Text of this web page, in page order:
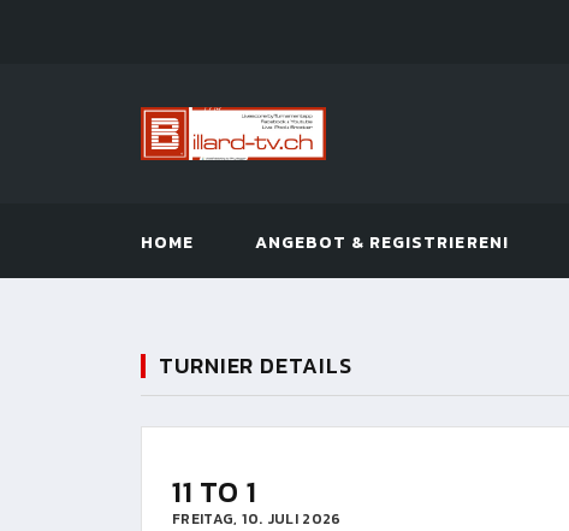
HOME ANGEBOT & REGISTRIEREN!
TURNIER DETAILS
11 TO 1
FREITAG, 10. JULI 2026